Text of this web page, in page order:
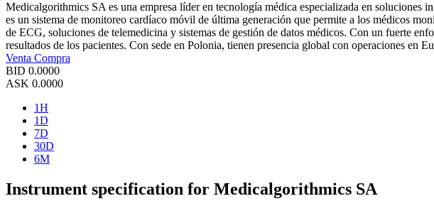
Medicalgorithmics SA es una empresa líder en tecnología médica especializada en soluciones
es un sistema de monitoreo cardíaco móvil de última generación que permite a los médicos
de ECG, soluciones de telemedicina y sistemas de gestión de datos médicos. Con un fuerte
resultados de los pacientes. Con sede en Polonia, tienen presencia global con operaciones en
Venta Compra
BID 0.0000
ASK 0.0000
1H
1D
7D
30D
6M
Instrument specification for Medicalgorithmics SA